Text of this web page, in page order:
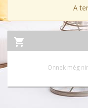
A
Önnek még